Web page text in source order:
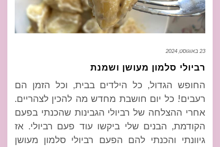
23 באוגוסט, 2024
רביולי סלמון מעושן ושמנת
החופש הגדול, כל הילדים בבית, וכל הזמן הם
רעבים! כל יום חושבת מחדש מה להכין לצהריים.
אחרי ההצלחה של רביולי הגבינות שהכנתי בפעם
הקודמת, הבנים שלי ביקשו עוד פעם רביולי. אז
גיוונתי והכנתי להם הפעם רביולי סלמון מעושן